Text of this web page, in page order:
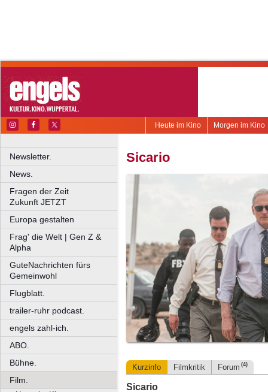
Morgen im Kino
Heute im Kino
Newsletter.
News.
Fragen der Zeit
Zukunft JETZT
Europa gestalten
Frag' die Welt | Gen Z &
Alpha
GuteNachrichten fürs
Gemeinwohl
Flugblatt.
trailer-ruhr podcast.
engels zahl-ich.
ABO.
Bühne.
Film.
Sicario
Kurzinfo Filmkritik Forum (4)
Sicario